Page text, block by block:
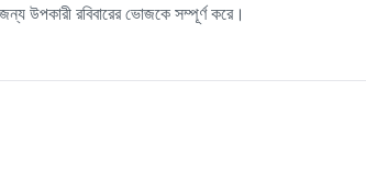
উপকারী রবিবারের ভোজকে সম্পূর্ণ করে।